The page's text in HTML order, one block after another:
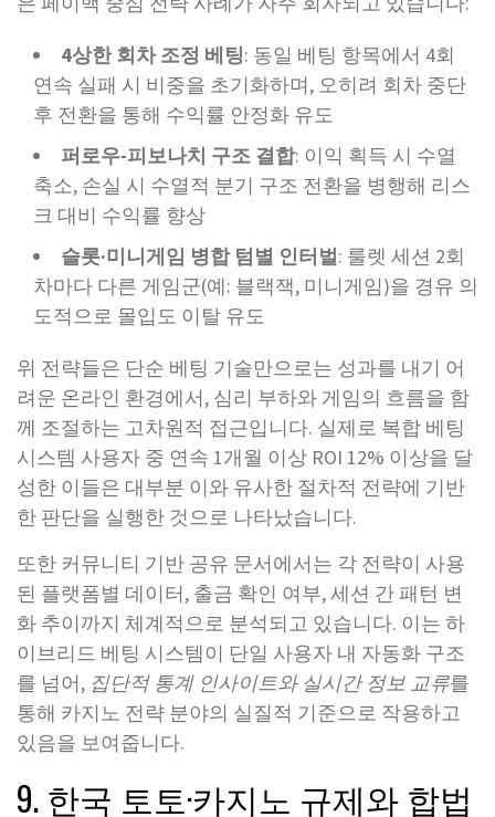
4상한 회차 조정 베팅: 동일 베팅 항목에서 4회
연속 실패 시 비중을 초기화하며, 오히려 회차 중단
후 전환을 통해 수익률 안정화 유도
퍼로우-피보나치 구조 결합: 이익 획득 시 수열
축소, 손실 시 수열적 분기 구조 전환을 병행해 리스
크 대비 수익률 향상
슬롯·미니게임 병합 텀별 인터벌: 룰렛 세션 2회
차마다 다른 게임군(예: 블랙잭, 미니게임)을 경유 의
도적으로 몰입도 이탈 유도
위 전략들은 단순 베팅 기술만으로는 성과를 내기 어
려운 온라인 환경에서, 심리 부하와 게임의 흐름을 함
께 조절하는 고차원적 접근입니다. 실제로 복합 베팅
시스템 사용자 중 연속 1개월 이상 ROI 12% 이상을 달
성한 이들은 대부분 이와 유사한 절차적 전략에 기반
한 판단을 실행한 것으로 나타났습니다.
또한 커뮤니티 기반 공유 문서에서는 각 전략이 사용
된 플랫폼별 데이터, 출금 확인 여부, 세션 간 패턴 변
화 추이까지 체계적으로 분석되고 있습니다. 이는 하
이브리드 베팅 시스템이 단일 사용자 내 자동화 구조
를 넘어, 집단적 통계 인사이트와 실시간 정보 교류를
통해 카지노 전략 분야의 실질적 기준으로 작용하고
있음을 보여줍니다.
9. 한국 토토·카지노 규제와 합법